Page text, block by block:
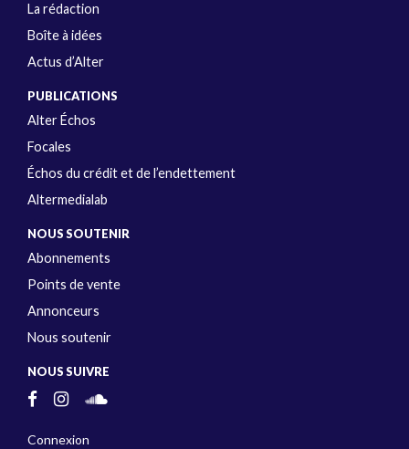
La rédaction
Boîte à idées
Actus d’Alter
PUBLICATIONS
Alter Échos
Focales
Échos du crédit et de l’endettement
Altermedialab
NOUS SOUTENIR
Abonnements
Points de vente
Annonceurs
Nous soutenir
NOUS SUIVRE
Connexion